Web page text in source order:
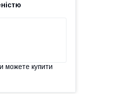
можете купити